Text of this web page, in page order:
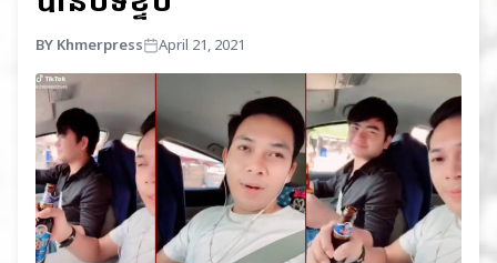
BY Khmerpress April 21, 2021